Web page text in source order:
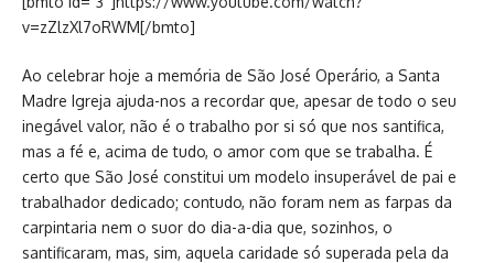
v=zZlzXl7oRWM[/bmto]
Ao celebrar hoje a memória de São José Operário, a Santa
Madre Igreja ajuda-nos a recordar que, apesar de todo o seu
inegável valor, não é o trabalho por si só que nos santifica,
mas a fé e, acima de tudo, o amor com que se trabalha. É
certo que São José constitui um modelo insuperável de pai e
trabalhador dedicado; contudo, não foram nem as farpas da
carpintaria nem o suor do dia-a-dia que, sozinhos, o
santificaram, mas, sim, aquela caridade só superada pela da